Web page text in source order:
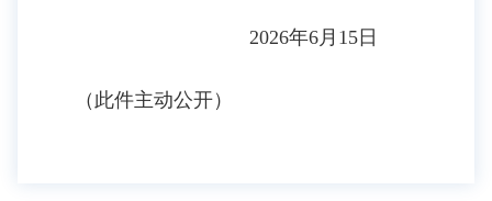
2026年6月15日
（此件主动公开）